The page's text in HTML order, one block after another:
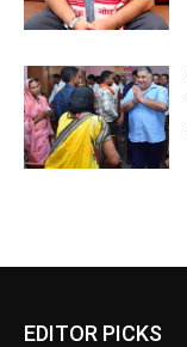
EDITOR PICKS